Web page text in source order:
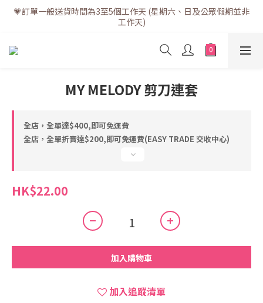
💗訂單一般送貨時間為3至5個工作天 (星期六、日及公眾假期並非
工作天)
💗訂單一般送貨時間為3至5個工作天 (星期六、日及公眾假期並非
工作天)
💗折實滿$400免運費 | 滿$200免自取點運費
💗立即下載全新會員APP享有專屬會員禮遇
💗訂單一般送貨時間為3至5個工作天 (星期六、日及公眾假期並非
工作天)
MY MELODY 剪刀連套
全店，全單達$400,即可免運費
全店，全單折實達$200,即可免運費(EASY TRADE 交收中心)
HK$22.00
加入購物車
加入追蹤清單